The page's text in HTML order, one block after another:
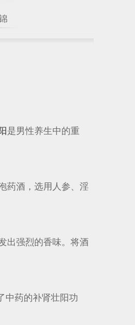
是男性养生中的重
药酒，选用人参、淫
出强烈的香味。将酒
中药的补肾壮阳功